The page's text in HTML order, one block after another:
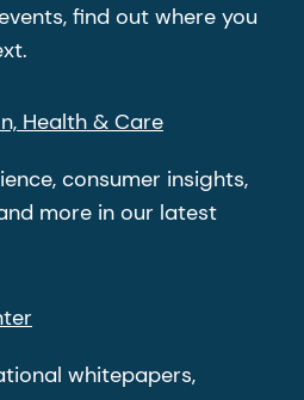
find out where you
Health & Care
consumer insights,
more in our latest
whitepapers,